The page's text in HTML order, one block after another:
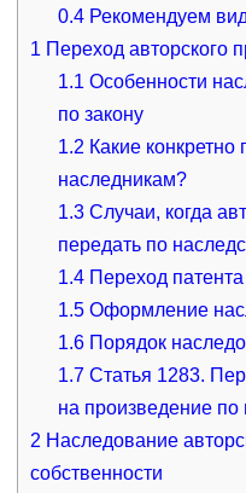
0.4 Рекомендуем
1 Переход авторского
1.1 Особенности
по закону
1.2 Какие
наследникам?
1.3 Случаи, когда
передать по
1.4 Переход патента
1.5 Оформление
1.6 Порядок
1.7 Статья 1283.
на произведение по
2 Наследование
собственности